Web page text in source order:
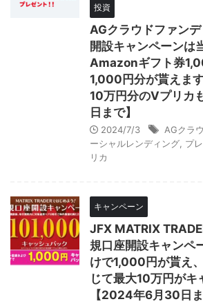
投資
AGクラウドファン
開設キャンペーンは
Amazonギフト券
1,000円分が貰えま
10万円分のVプリカ
日まで】
2024/7/3 AGクラ
ーシャルレンディング プ
リカ
キャンペーン
JFX MATRIX
規口座開設キャンペ
けで1,000円が貰え
じて最大10万円がキ
【2024年6月30日ま